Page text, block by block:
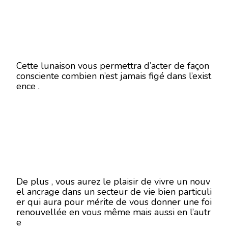
Cette lunaison vous permettra d’acter de façon
consciente combien n’est jamais figé dans l’exist
ence .
De plus , vous aurez le plaisir de vivre un nouv
el ancrage dans un secteur de vie bien particuli
er qui aura pour mérite de vous donner une foi
renouvellée en vous même mais aussi en l’autr
e